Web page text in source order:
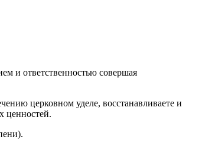
и ответственностью совершая
церковном уделе, восстанавливаете и
ценностей.